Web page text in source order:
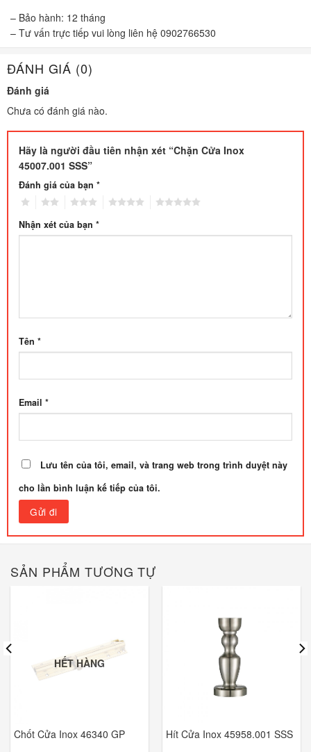
– Bảo hành: 12 tháng
– Tư vấn trực tiếp vui lòng liên hệ 0902766530
ĐÁNH GIÁ (0)
Đánh giá
Chưa có đánh giá nào.
Hãy là người đầu tiên nhận xét “Chặn Cửa Inox
45007.001 SSS”
Đánh giá của bạn *
Nhận xét của bạn *
Tên *
Email *
Lưu tên của tôi, email, và trang web trong trình duyệt này
cho lần bình luận kế tiếp của tôi.
SẢN PHẨM TƯƠNG TỰ
HẾT HÀNG
Chốt Cửa Inox 46340 GP Hít Cửa Inox 45958.001 SSS